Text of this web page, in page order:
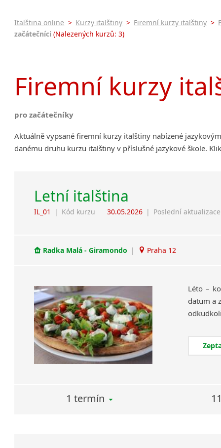
Italština online > Kurzy italštiny > Firemní kurzy italštiny >
začátečníci (Nalezených kurzů: 3)
Firemní kurzy
pro začátečníky
Aktuálně vypsané firemní kurzy italštiny nabízené
danému druhu kurzu italštiny v příslušné jazykové škole.
Letní italština
IL_01 | Kód kurzu 30.05.2026 | Poslední aktualizace
Radka Malá - Giramondo | Praha 12
Léto –
datum a
1 termín